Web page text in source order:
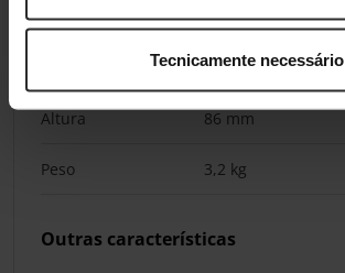
Tecnicamente necessário
Largura 325 mm
140 mm
Altura 86 mm
Peso 3,2 kg
Outras características